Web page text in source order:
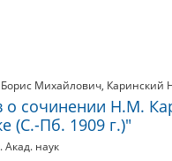
Михайлович, Каринский
о сочинении Н.М.
(С.-Пб. 1909 г.)"
Акад. наук